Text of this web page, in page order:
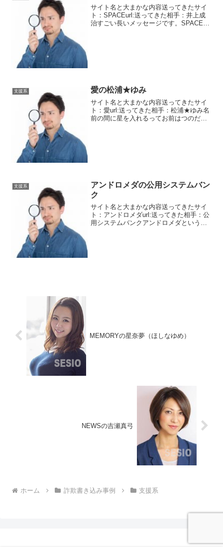
サイト名と大まかな内容送ってきたサイ
ト：SPACEurl:送ってきた相手：井上成
治すごい長いメッセージです。SPACEと
支援系 愛の松浦★ゆみ
サイト名と大まかな内容送ってきたサイ
ト：愛url:送ってきた相手：松浦★ゆみ名
前の間に星を入れるってお前はつのだ☆
支援系
アンドロメダの公用システムバン
ク
サイト名と大まかな内容送ってきたサイ
ト：アンドロメダurl:送ってきた相手：公
用システムバンクアンドロメダという新
MEMORYの星奈夢（ほしなゆめ）
NEWSの吉瀬真弓
ホーム 詐欺書き込み事例 支援系